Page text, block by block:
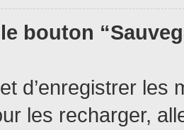
bouton
d’enregistrer
les recharger,